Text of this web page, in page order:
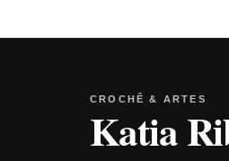
CROCHÊ & ARTES
Katia